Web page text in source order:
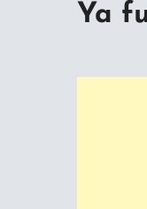
Ya